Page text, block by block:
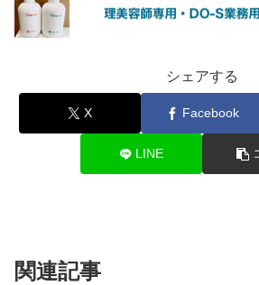
シェアする
X Facebook
LINE
関連記事